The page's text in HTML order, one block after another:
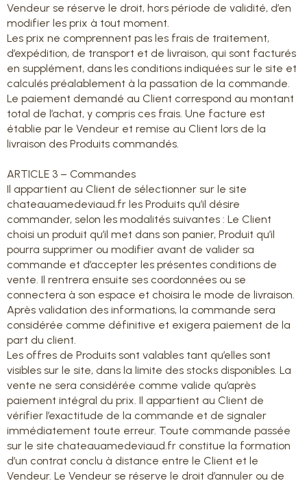
Vendeur se réserve le droit, hors période de validité, d’en
modifier les prix à tout moment.
Les prix ne comprennent pas les frais de traitement,
d’expédition, de transport et de livraison, qui sont facturés
en supplément, dans les conditions indiquées sur le site et
calculés préalablement à la passation de la commande.
Le paiement demandé au Client correspond au montant
total de l’achat, y compris ces frais. Une facture est
établie par le Vendeur et remise au Client lors de la
livraison des Produits commandés.
ARTICLE 3 – Commandes
Il appartient au Client de sélectionner sur le site
chateauamedeviaud.fr les Produits qu’il désire
commander, selon les modalités suivantes : Le Client
choisi un produit qu’il met dans son panier, Produit qu’il
pourra supprimer ou modifier avant de valider sa
commande et d’accepter les présentes conditions de
vente. Il rentrera ensuite ses coordonnées ou se
connectera à son espace et choisira le mode de livraison.
Après validation des informations, la commande sera
considérée comme définitive et exigera paiement de la
part du client.
Les offres de Produits sont valables tant qu’elles sont
visibles sur le site, dans la limite des stocks disponibles. La
vente ne sera considérée comme valide qu’après
paiement intégral du prix. Il appartient au Client de
vérifier l’exactitude de la commande et de signaler
immédiatement toute erreur. Toute commande passée
sur le site chateauamedeviaud.fr constitue la formation
d’un contrat conclu à distance entre le Client et le
Vendeur. Le Vendeur se réserve le droit d’annuler ou de